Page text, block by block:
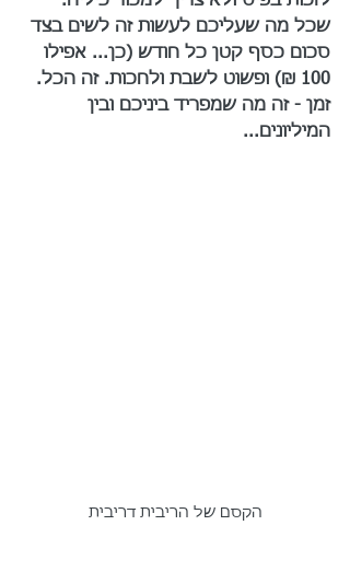
שכל מה שעליכם לעשות זה לשים בצד
סכום כסף קטן כל חודש (כן... אפילו
100 ₪) ופשוט לשבת ולחכות. זה הכל.
זמן - זה מה שמפריד ביניכם ובין
המיליונים...
הקסם של הריבית דריבית